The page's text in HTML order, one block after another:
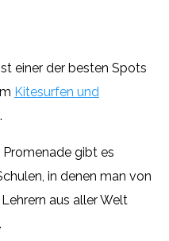
einer der besten Spots
Kitesurfen und
.
Promenade gibt es
in denen man von
aus aller Welt